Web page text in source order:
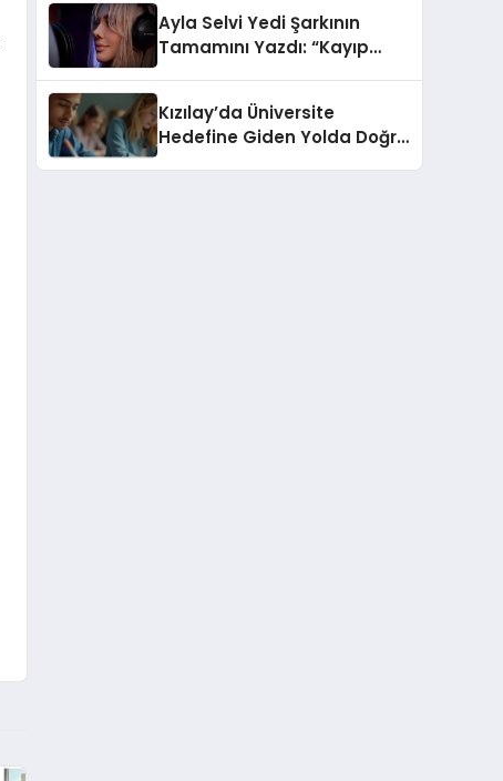
Ayla Selvi Yedi Şarkının
Tamamını Yazdı: “Kayıp
Kızılay’da Üniversite
Hedefine Giden Yolda Doğru